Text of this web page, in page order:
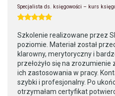
Specjalista ds. księgowości – kurs
Szkolenie realizowane przez
poziomie. Materiał został
klarowny, merytoryczny i
przełożyło się na
ich zastosowania w pracy.
szybki i profesjonalny. Po
otrzymałam certyfikat